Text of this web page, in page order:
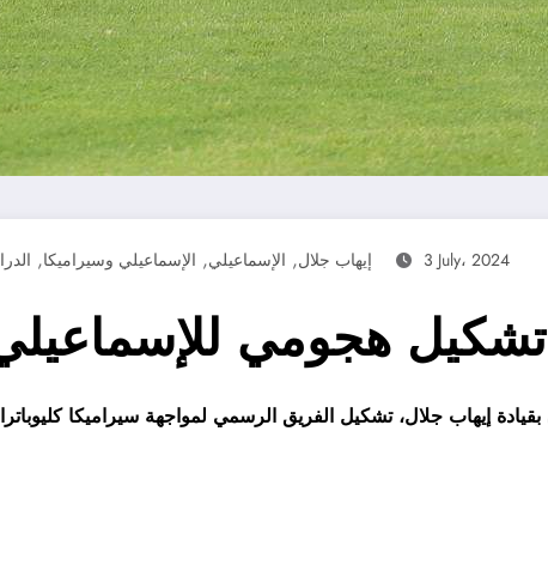
إيهاب جلال, الإسماعيلي, الإسماعيلي وسيراميكا, 3 July، 2024
تشكيل هجومي